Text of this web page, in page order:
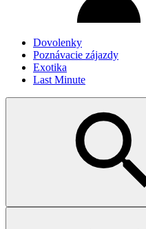
Dovolenky
Poznávacie zájazdy
Exotika
Last Minute